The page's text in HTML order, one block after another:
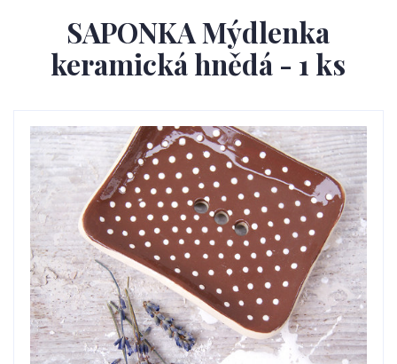
SAPONKA Mýdlenka
keramická hnědá - 1 ks